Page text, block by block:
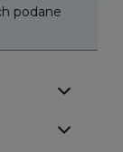
podane